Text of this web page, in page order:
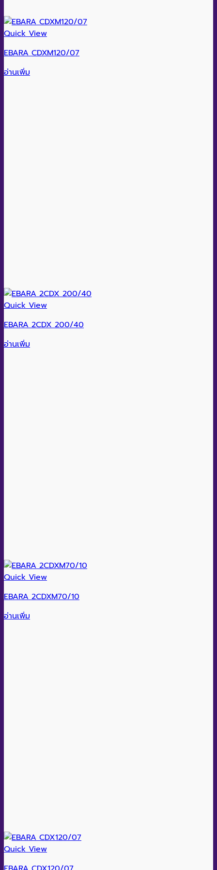
Quick View
EBARA CDXM120/07
อ่านเพิ่ม
Quick View
EBARA 2CDX 200/40
อ่านเพิ่ม
Quick View
EBARA 2CDXM70/10
อ่านเพิ่ม
Quick View